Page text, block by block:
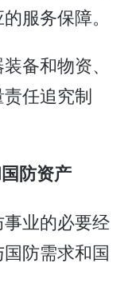
服务保障。
备和物资、
任追究制
防资产
业的必要经
防需求和国